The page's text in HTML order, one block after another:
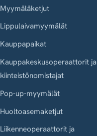
Myymäläketjut
Lippulaivamyymälät
Kauppapaikat
Kauppakeskusoperaattorit ja
kiinteistönomistajat
Pop-up-myymälät
Huoltoasemaketjut
Liikenneoperaattorit ja